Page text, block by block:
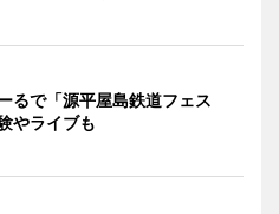
るで「源平屋島鉄道フェス
やライブも